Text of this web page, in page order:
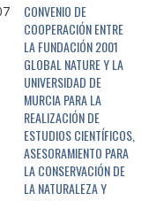
CONVENIO DE
COOPERACIÓN ENTRE
LA FUNDACIÓN 2001
GLOBAL NATURE Y LA
UNIVERSIDAD DE
MURCIA PARA LA
REALIZACIÓN DE
ESTUDIOS CIENTÍFICOS,
ASESORAMIENTO PARA
LA CONSERVACIÓN DE
LA NATURALEZA Y